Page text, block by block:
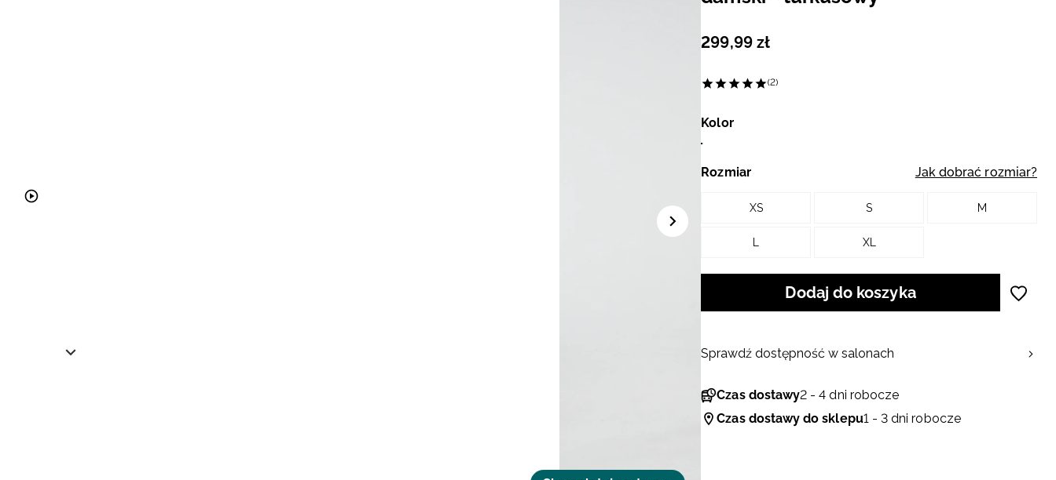
299,99 zł
(2)
Kolor
Rozmiar Jak dobrać rozmiar?
XS S M
XL
Dodaj do koszyka
Czas dostawy2 - 4 dni robocze
Czas dostawy do sklepu1 - 3 dni robocze
Sprawdź dostępność w salonach